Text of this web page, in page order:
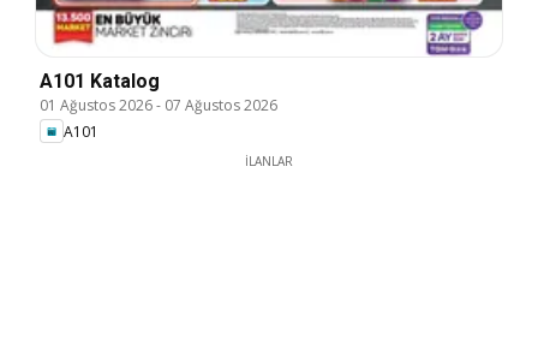
A101 Katalog
01 Ağustos 2026- 07 Ağustos 2026
A101
İLANLAR